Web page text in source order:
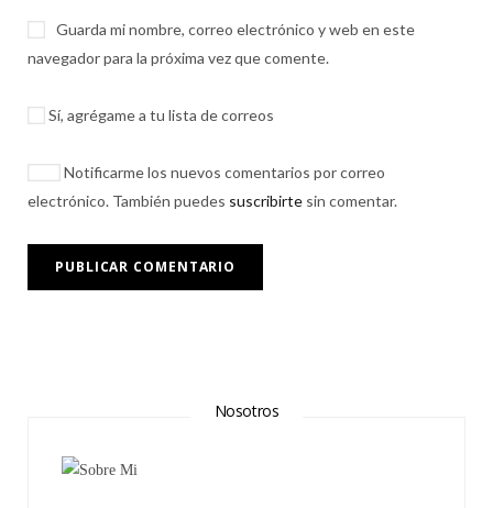
Guarda mi nombre, correo electrónico y web en este
navegador para la próxima vez que comente.
Sí, agrégame a tu lista de correos
Notificarme los nuevos comentarios por correo
electrónico. También puedes suscribirte sin comentar.
Nosotros